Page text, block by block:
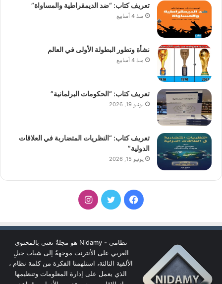
تعريف كتاب: “ضد الديمقراطية والمساواة”
منذ 4 أسابيع
نشأة وتطور البطولة الأولى في العالم
منذ 4 أسابيع
تعريف كتاب: “الحكومات البرلمانية”
يونيو 19, 2026
تعريف كتاب: “النظريات المتضاربة في العلاقات
الدولية”
يونيو 15, 2026
فيسبوكتويتر انستقرام
نظامي - Nidamy هو مجلةٌ تعنى بالمحتوى
العربي على الأنترنت موجهةٌ إلى شباب جيلِ
الألفية الثالثة، استلهمنا الفكرة من كلمة نظام ،
الذي يعمل على إدارة المعلومات وتنظيمها